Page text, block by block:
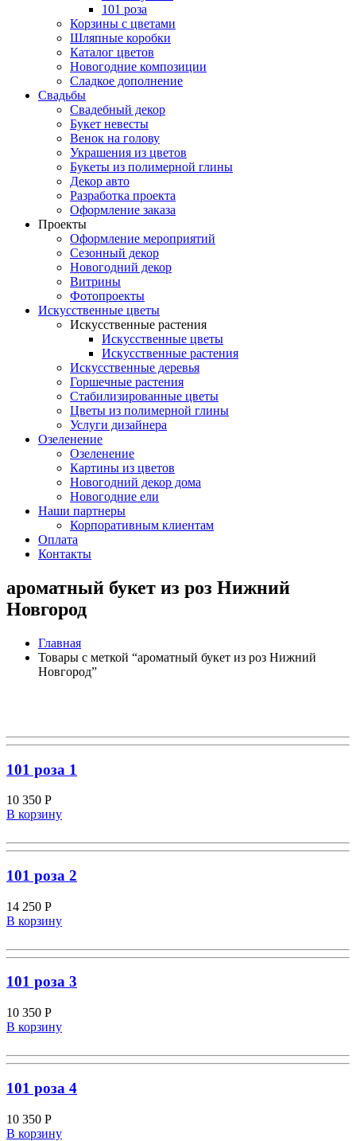
101 роза
Корзины с цветами
Шляпные коробки
Каталог цветов
Новогодние композиции
Сладкое дополнение
Свадьбы
Свадебный декор
Букет невесты
Венок на голову
Украшения из цветов
Букеты из полимерной глины
Декор авто
Разработка проекта
Оформление заказа
Проекты
Оформление мероприятий
Сезонный декор
Новогодний декор
Витрины
Фотопроекты
Искусственные цветы
Искусственные растения
Искусственные цветы
Искусственные растения
Искусственные деревья
Горшечные растения
Стабилизированные цветы
Цветы из полимерной глины
Услуги дизайнера
Озеленение
Озеленение
Картины из цветов
Новогодний декор дома
Новогодние ели
Наши партнеры
Корпоративным клиентам
Оплата
Контакты
ароматный букет из роз Нижний
Новгород
Главная
Товары с меткой “ароматный букет из роз Нижний
Новгород”
101 роза 1
10 350 Р
В корзину
101 роза 2
14 250 Р
В корзину
101 роза 3
10 350 Р
В корзину
101 роза 4
10 350 Р
В корзину